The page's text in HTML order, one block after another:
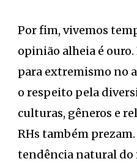
Por fim, vivemos
opinião alheia é ouro.
para extremismo no
o respeito pela
culturas, gêneros e
RHs também
tendência natural do